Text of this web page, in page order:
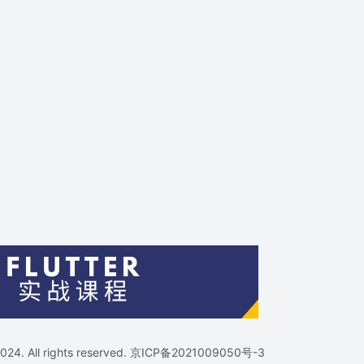
All rights reserved. 京ICP备2021009050号-3